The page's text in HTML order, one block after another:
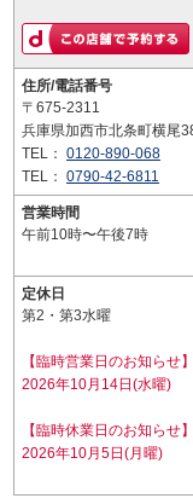
住所/電話番号
〒675-2311
兵庫県加西市北条町横尾
TEL： 0120-890-068
TEL： 0790-42-6811
営業時間
午前10時〜午後7時
定休日
第2・第3水曜
【臨時営業日のお知らせ】
2026年10月14日(水曜)
【臨時休業日のお知らせ】
2026年10月5日(月曜)